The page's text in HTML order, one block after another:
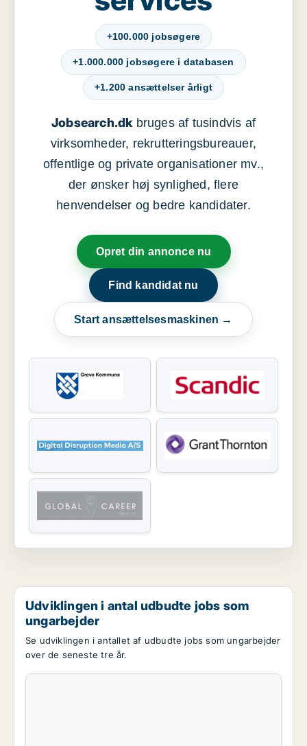
+100.000 jobsøgere
+1.000.000 jobsøgere i databasen
+1.200 ansættelser årligt
Jobsearch.dkbruges af tusindvis af
virksomheder, rekrutteringsbureauer,
offentlige og private organisationer mv.,
der ønsker høj synlighed, flere
henvendelser og bedre kandidater.
Opret din annonce nu
Find kandidat nu
Start ansættelsesmaskinen →
Udviklingen i antal udbudte jobs som
ungarbejder
Se udviklingen i antallet af udbudte jobs som ungarbejder
over de seneste tre år.